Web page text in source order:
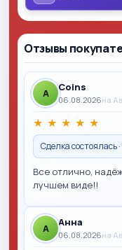
Отзывы
A Coins
06.08.2026на
★ ★ ★ ★ ★
Сделка состоялась
Все отлично,
лучшем виде!!
A Анна
06.08.2026на